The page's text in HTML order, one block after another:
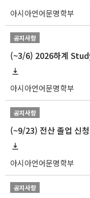
아시아언어문명학부
공지사항
아시아언어문명학부
공지사항
(~9/23) 전산 졸업 신
아시아언어문명학부
공지사항